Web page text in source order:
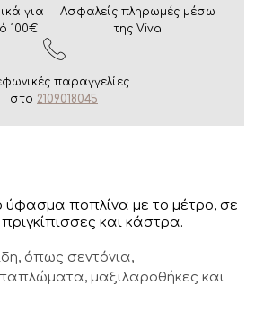
για
100€
Ασφαλείς πληρωμές μέσω
της Viva
παραγγελίες
στο 2109018045
ύφασμα ποπλίνα με το μέτρο, σε
και κάστρα.
όπως σεντόνια,
μαξιλαροθήκες και